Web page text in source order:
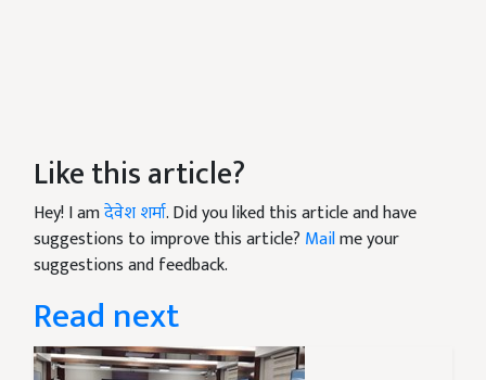
Like this article?
Hey! I amदेवेश शर्मा. Did you liked this article and have
suggestions to improve this article? Mailme your
suggestions and feedback.
Read next